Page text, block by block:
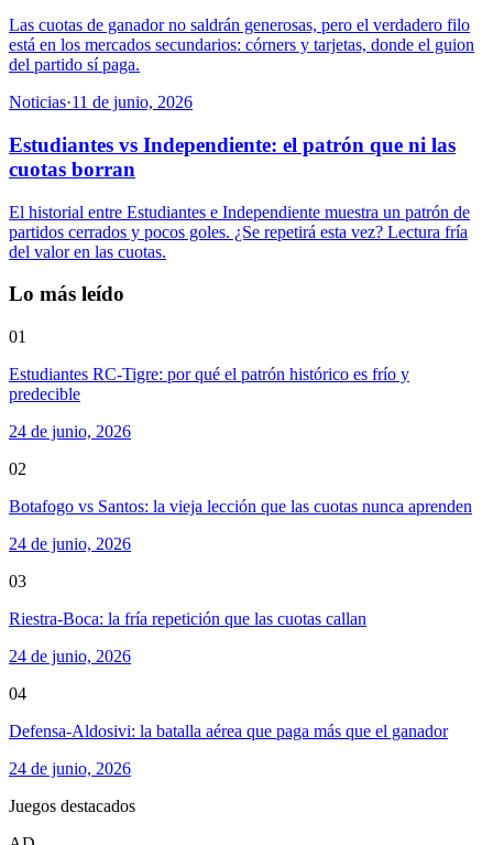
Las cuotas de ganador no saldrán generosas, pero el verdadero filo
está en los mercados secundarios: córners y tarjetas, donde el guion
del partido sí paga.
Noticias·11 de junio, 2026
Estudiantes vs Independiente: el patrón que ni las
cuotas borran
El historial entre Estudiantes e Independiente muestra un patrón de
partidos cerrados y pocos goles. ¿Se repetirá esta vez? Lectura fría
del valor en las cuotas.
Lo más leído
01
Estudiantes RC-Tigre: por qué el patrón histórico es frío y
predecible
24 de junio, 2026
02
Botafogo vs Santos: la vieja lección que las cuotas nunca aprenden
24 de junio, 2026
03
Riestra-Boca: la fría repetición que las cuotas callan
24 de junio, 2026
04
Defensa-Aldosivi: la batalla aérea que paga más que el ganador
24 de junio, 2026
Juegos destacados